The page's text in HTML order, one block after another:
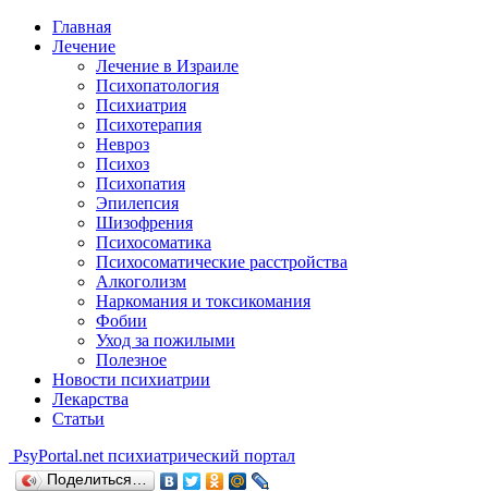
Главная
Лечение
Лечение в Израиле
Психопатология
Психиатрия
Психотерапия
Невроз
Психоз
Психопатия
Эпилепсия
Шизофрения
Психосоматика
Психосоматические расстройства
Алкоголизм
Наркомания и токсикомания
Фобии
Уход за пожилыми
Полезное
Новости психиатрии
Лекарства
Статьи
PsyPortal.net психиатрический портал
Поделиться…